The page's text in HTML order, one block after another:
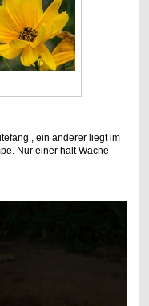
, ein anderer liegt im
Nur einer hält Wache